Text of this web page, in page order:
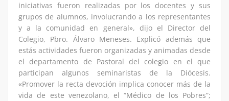
iniciativas fueron realizadas por los docentes y sus
grupos de alumnos, involucrando a los representantes
y a la comunidad en general», dijo el Director del
Colegio, Pbro. Álvaro Meneses. Explicó además que
estás actividades fueron organizadas y animadas desde
el departamento de Pastoral del colegio en el que
participan algunos seminaristas de la Diócesis.
«Promover la recta devoción implica conocer más de la
vida de este venezolano, el “Médico de los Pobres”;